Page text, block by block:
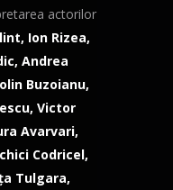
actorilor
Ion Rizea,
Andrea
Buzoianu,
Victor
Avarvari,
Codricel,
Tulgara,